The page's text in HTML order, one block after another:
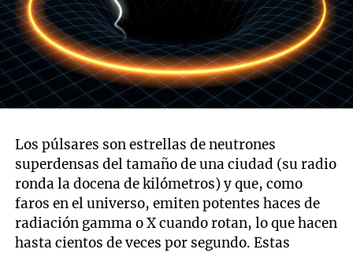
Los púlsares son estrellas de neutrones
superdensas del tamaño de una ciudad (su radio
ronda la docena de kilómetros) y que, como
faros en el universo, emiten potentes haces de
radiación gamma o X cuando rotan, lo que hacen
hasta cientos de veces por segundo. Estas